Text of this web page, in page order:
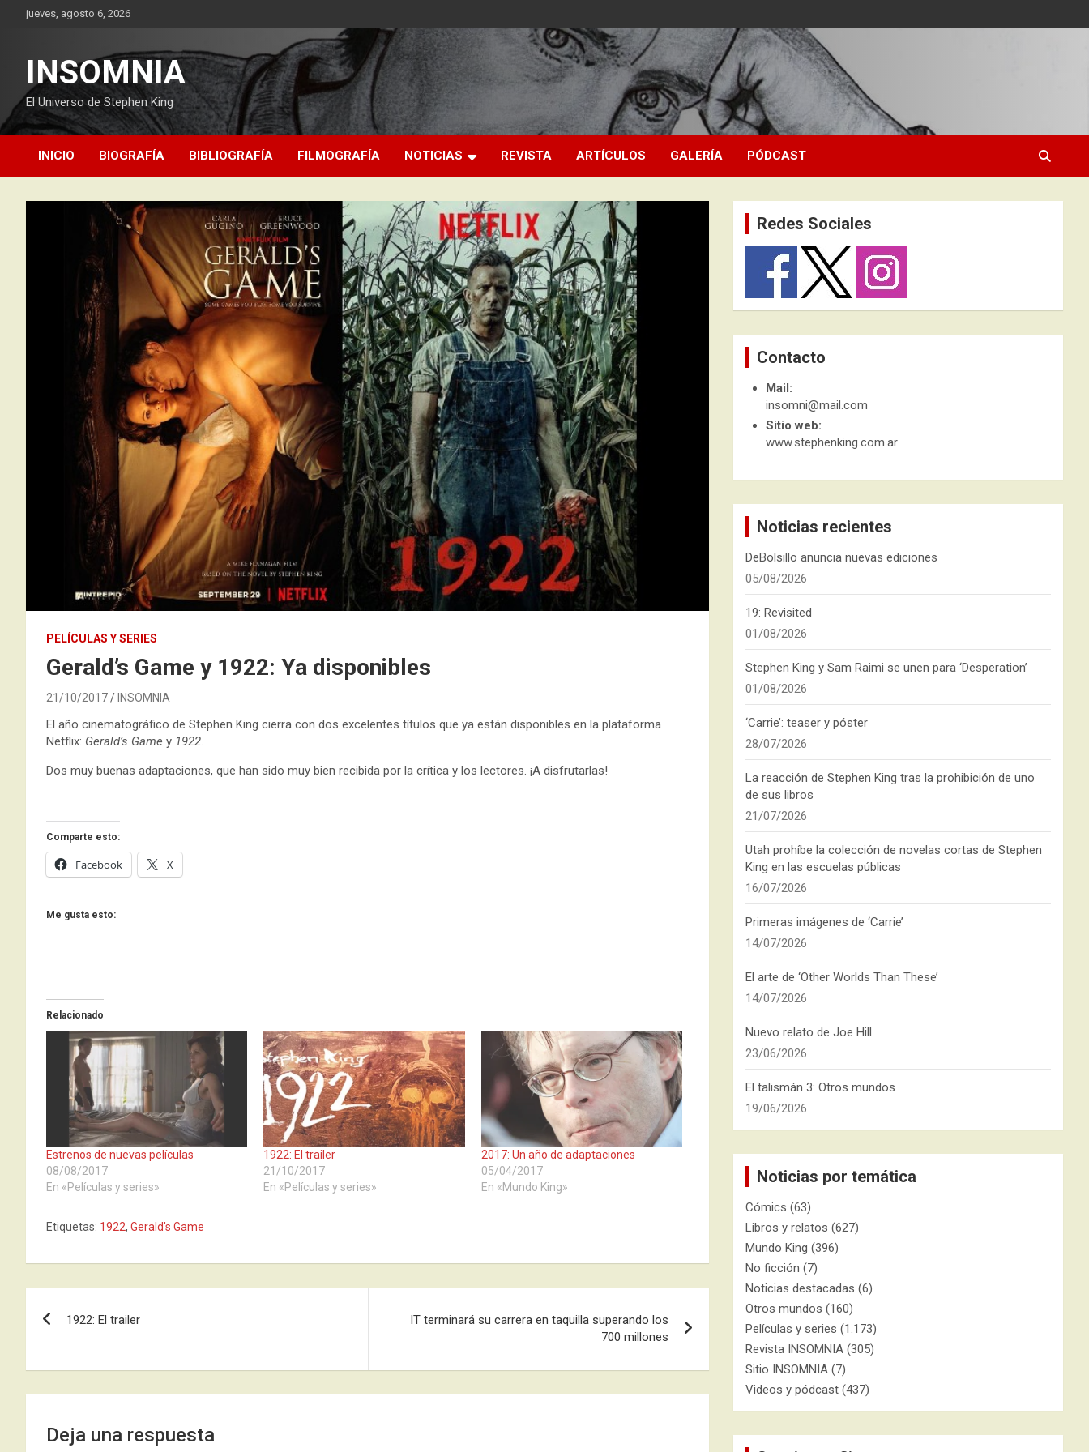
Saltarjueves, agosto 6, 2026
INSOMNIA
El Universo de Stephen King
INICIO BIOGRAFÍA BIBLIOGRAFÍA FILMOGRAFÍA NOTICIAS REVISTA ARTÍCULOS GALERÍA PÓDCAST
PELÍCULAS Y SERIES
Gerald’s Game y 1922: Ya disponibles
21/10/2017 INSOMNIA
El año cinematográfico de Stephen King cierra con dos excelentes títulos que ya están disponibles en la plataforma
Netflix: Gerald’s Game y 1922.
Dos muy buenas adaptaciones, que han sido muy bien recibida por la crítica y los lectores. ¡A disfrutarlas!
Comparte esto:
Facebook X
Me gusta esto:
Relacionado
Estrenos de nuevas películas
08/08/2017
En «Películas y series»
1922: El trailer
21/10/2017
En «Películas y series»
2017: Un año de adaptaciones
05/04/2017
En «Mundo King»
Etiquetas: 1922, Gerald's Game
entradas
1922: El trailer
IT terminará su carrera en taquilla superando los
700 millones
Deja una respuesta
Redes Sociales
Contacto
Mail:
insomni@mail.com
Sitio web:
www.stephenking.com.ar
Noticias recientes
DeBolsillo anuncia nuevas ediciones
05/08/2026
19: Revisited
01/08/2026
Stephen King y Sam Raimi se unen para ‘Desperation’
01/08/2026
‘Carrie’: teaser y póster
28/07/2026
La reacción de Stephen King tras la prohibición de uno
de sus libros
21/07/2026
Utah prohíbe la colección de novelas cortas de Stephen
King en las escuelas públicas
16/07/2026
Primeras imágenes de ‘Carrie’
14/07/2026
El arte de ‘Other Worlds Than These’
14/07/2026
Nuevo relato de Joe Hill
23/06/2026
El talismán 3: Otros mundos
19/06/2026
Noticias por temática
Cómics (63)
Libros y relatos (627)
Mundo King (396)
No ficción (7)
Noticias destacadas (6)
Otros mundos (160)
Películas y series (1.173)
Revista INSOMNIA (305)
Sitio INSOMNIA (7)
Videos y pódcast (437)